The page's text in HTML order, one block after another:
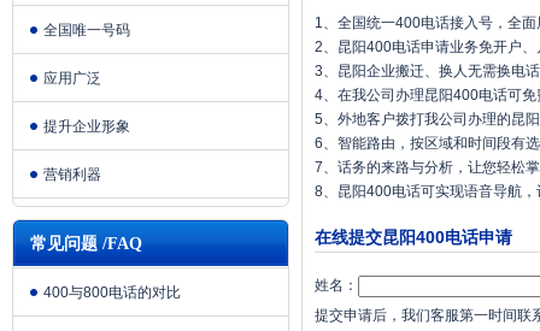
全国唯一号码
应用广泛
提升企业形象
营销利器
常见问题 /FAQ
400与800电话的对比
1、全国统一400电话接入号，全
2、昆阳400电话申请业务免开户
3、昆阳企业搬迁、换人无需换电
4、在我公司办理昆阳400电话可
5、外地客户拨打我公司办理的昆
6、智能路由，按区域和时间段有
7、话务的来路与分析，让您轻松
8、昆阳400电话可实现语音导航
在线提交昆阳400电话申请
姓名：
提交申请后，我们客服第一时间联